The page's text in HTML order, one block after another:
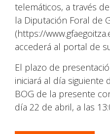
telemáticos, a través
la Diputación Foral de
(https://
accederá al portal de
El plazo de
iniciará al día siguiente
BOG de la presente
día 22 de abril, a las